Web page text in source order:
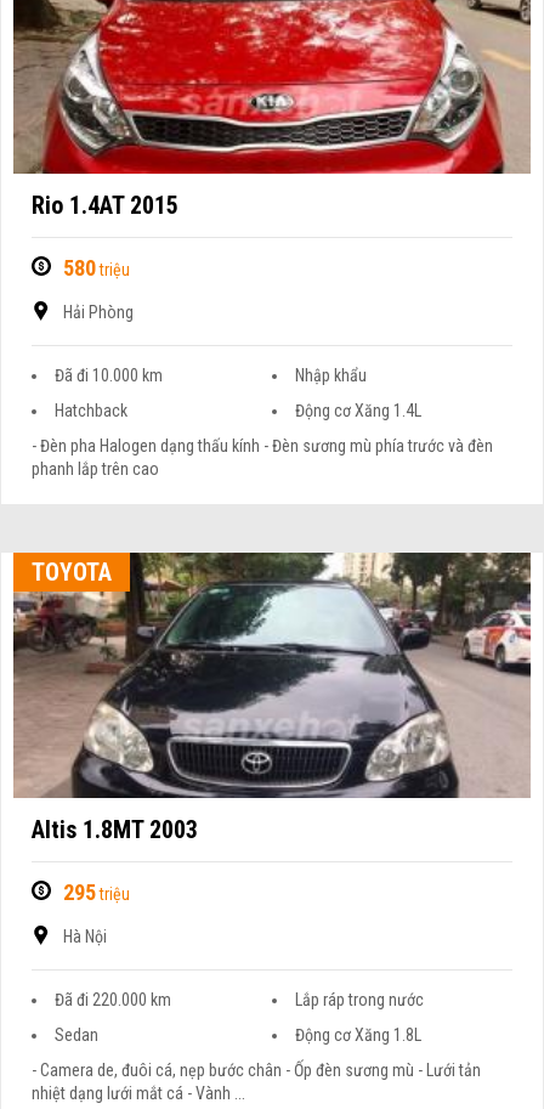
Rio 1.4AT 2015
580triệu
Hải Phòng
Đã đi 10.000 km
Nhập khẩu
Hatchback
Động cơ Xăng 1.4L
- Đèn pha Halogen dạng thấu kính - Đèn sương mù phía trước và đèn
phanh lắp trên cao
TOYOTA
Altis 1.8MT 2003
295triệu
Hà Nội
Đã đi 220.000 km
Lắp ráp trong nước
Sedan
Động cơ Xăng 1.8L
- Camera de, đuôi cá, nẹp bước chân - Ốp đèn sương mù - Lưới tản
nhiệt dạng lưới mắt cá - Vành ...